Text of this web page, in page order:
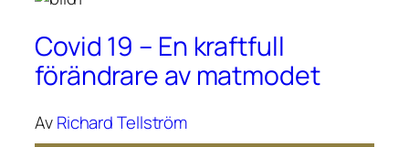
Covid 19 – En kraftfull
förändrare av matmodet
AvRichard Tellström